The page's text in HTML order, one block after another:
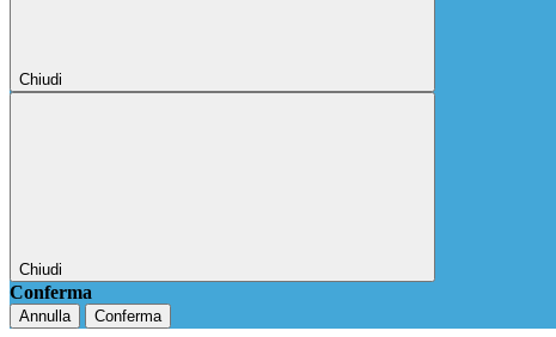
Chiudi
Chiudi
Conferma
Annulla Conferma